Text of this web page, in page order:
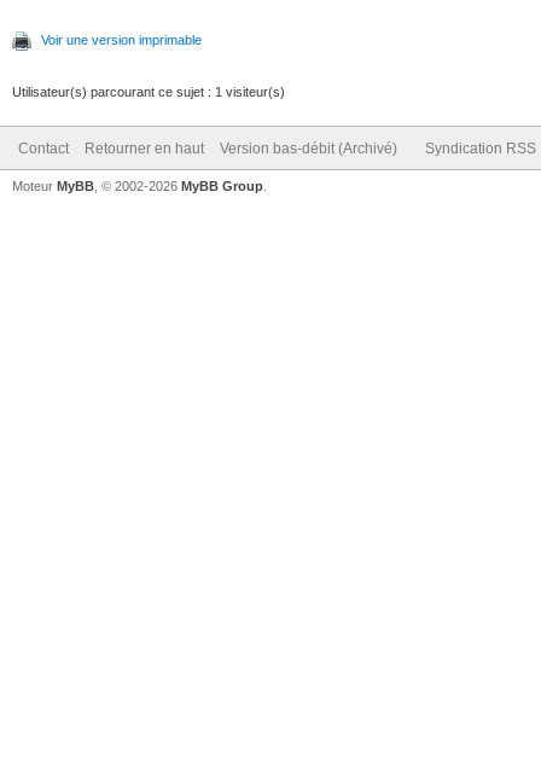
Voir une version imprimable
Utilisateur(s) parcourant ce sujet : 1 visiteur(s)
Contact Retourner en haut Version bas-débit (Archivé) Syndication RSS
Moteur MyBB , © 2002-2026 MyBB Group